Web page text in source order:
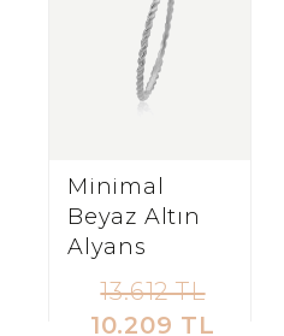
Minimal
Beyaz Altın
Alyans
13.612 TL
10.209 TL